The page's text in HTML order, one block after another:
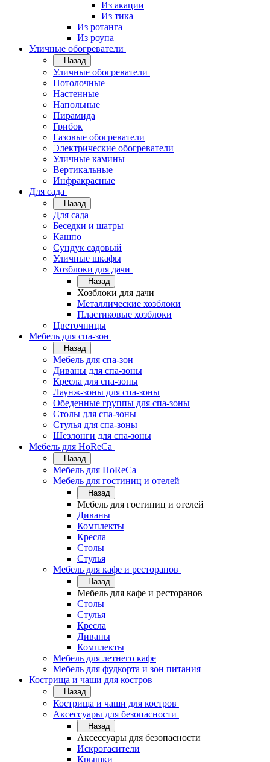
Из акации
Из тика
Из ротанга
Из роупа
Уличные обогреватели
Назад
Уличные обогреватели
Потолочные
Настенные
Напольные
Пирамида
Грибок
Газовые обогреватели
Электрические обогреватели
Уличные камины
Вертикальные
Инфракрасные
Для сада
Назад
Для сада
Беседки и шатры
Кашпо
Сундук садовый
Уличные шкафы
Хозблоки для дачи
Назад
Хозблоки для дачи
Металлические хозблоки
Пластиковые хозблоки
Цветочницы
Мебель для спа-зон
Назад
Мебель для спа-зон
Диваны для спа-зоны
Кресла для спа-зоны
Лаунж-зоны для спа-зоны
Обеденные группы для спа-зоны
Столы для спа-зоны
Стулья для спа-зоны
Шезлонги для спа-зоны
Мебель для HoReCa
Назад
Мебель для HoReCa
Мебель для гостиниц и отелей
Назад
Мебель для гостиниц и отелей
Диваны
Комплекты
Кресла
Столы
Стулья
Мебель для кафе и ресторанов
Назад
Мебель для кафе и ресторанов
Столы
Стулья
Кресла
Диваны
Комплекты
Мебель для летнего кафе
Мебель для фудкорта и зон питания
Кострища и чаши для костров
Назад
Кострища и чаши для костров
Аксессуары для безопасности
Назад
Аксессуары для безопасности
Искрогасители
Крышки